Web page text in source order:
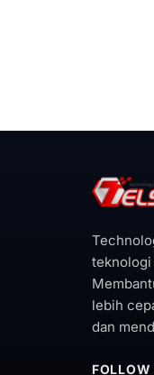
teknologi
lebih
dan
FOLLOW